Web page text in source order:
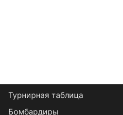
Турнирная таблица
Бомбардиры